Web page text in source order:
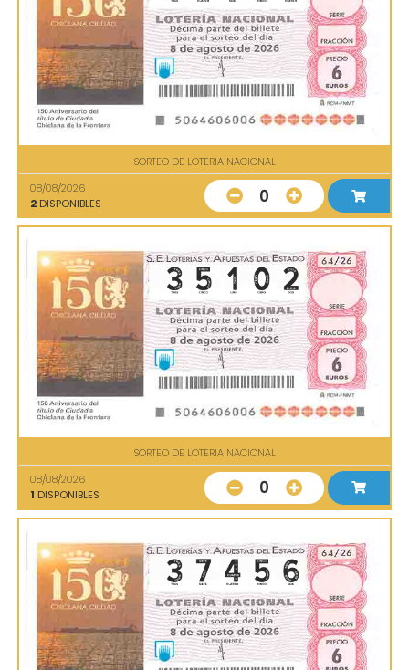
SORTEO DE LOTERIA NACIONAL
08/08/2026
2 DISPONIBLES 0
SORTEO DE LOTERIA NACIONAL
08/08/2026
1 DISPONIBLES 0